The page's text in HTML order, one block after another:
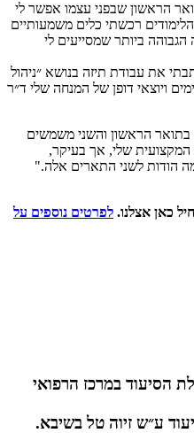
הראשון שבפני עצמו אפשר לי
רכשתי כלים משמעותיים
ביותר שמסייעים לי
את עבודת תיזה בנושא ״ניהול
ויוצאי דופן של המנחה שלי ד״ר
בתואר הראשון והשני משמשים
המקצועית שלי, אך בעיקר,
הודות לשני התארים אלה."
כאן אצלנו. לפרטים נוספים על
הסיעוד במרכז הרפואי
ע״ש זיוה טל בשיבא.